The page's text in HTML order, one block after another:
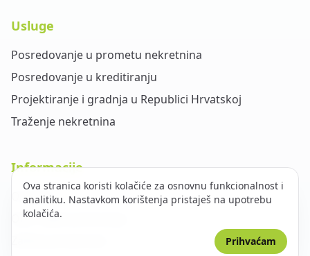
Usluge
Posredovanje u prometu nekretnina
Posredovanje u kreditiranju
Projektiranje i gradnja u Republici Hrvatskoj
Traženje nekretnina
Informacije
O nama
Opći uvjeti poslovanja
Ova stranica koristi kolačiće za osnovnu funkcionalnost i
analitiku. Nastavkom korištenja pristaješ na upotrebu
kolačića.
Prihvaćam